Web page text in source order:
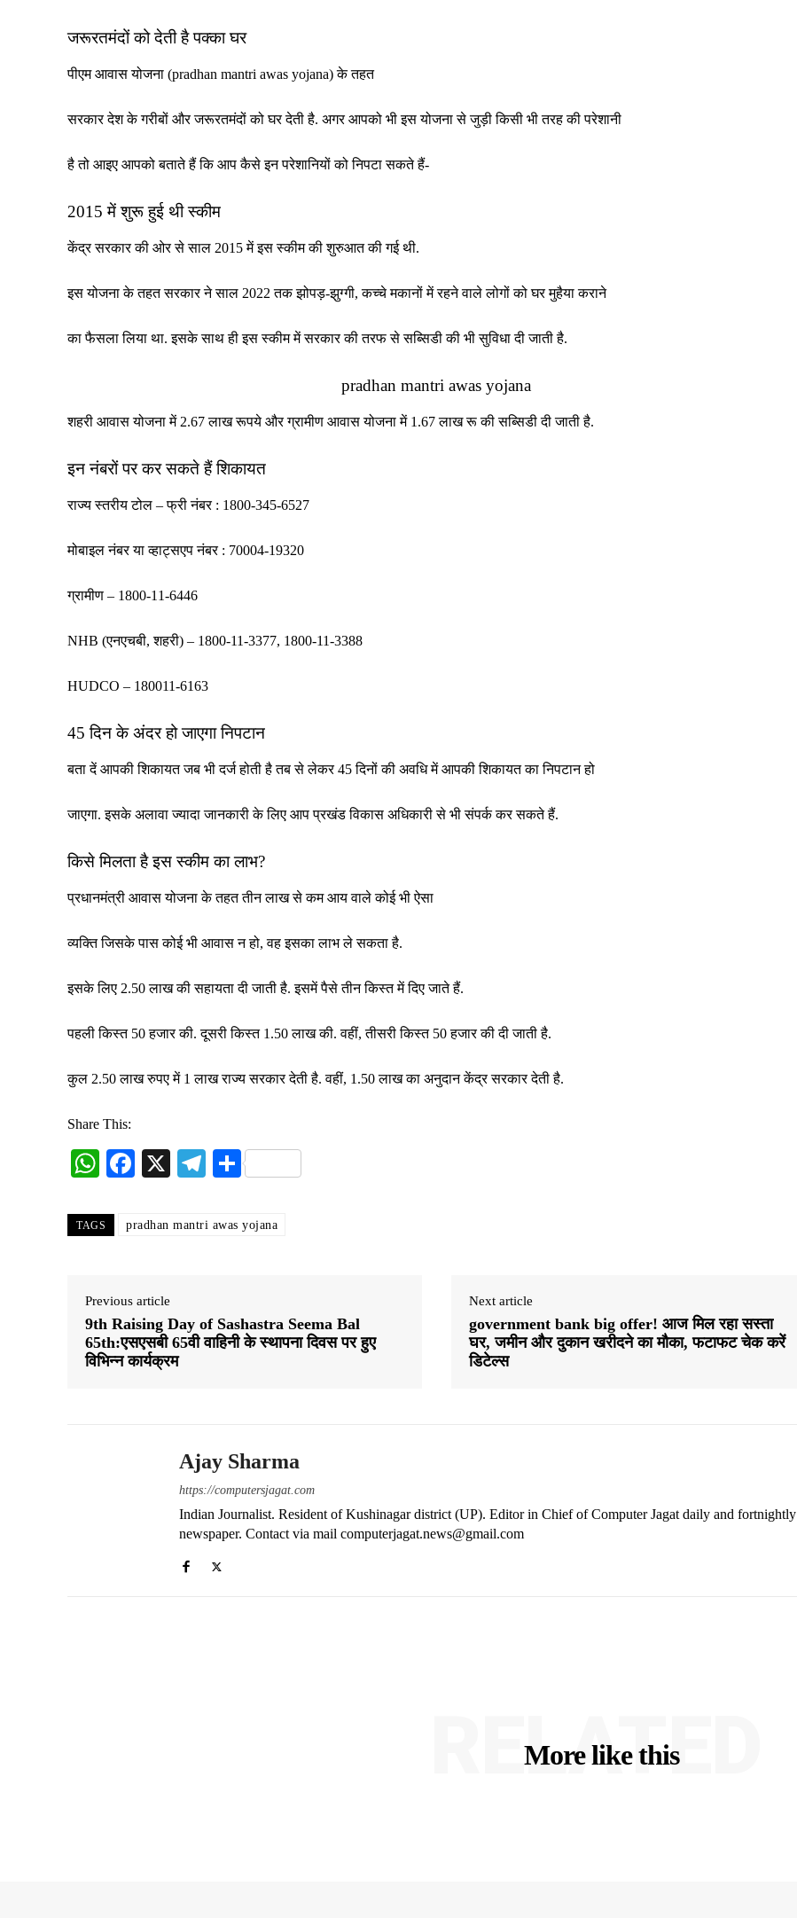
जरूरतमंदों को देती है पक्का घर
पीएम आवास योजना (pradhan mantri awas yojana) के तहत
सरकार देश के गरीबों और जरूरतमंदों को घर देती है. अगर आपको भी इस योजना से जुड़ी किसी भी तरह की परेशानी
है तो आइए आपको बताते हैं कि आप कैसे इन परेशानियों को निपटा सकते हैं-
2015 में शुरू हुई थी स्कीम
केंद्र सरकार की ओर से साल 2015 में इस स्कीम की शुरुआत की गई थी.
इस योजना के तहत सरकार ने साल 2022 तक झोपड़-झुग्गी, कच्चे मकानों में रहने वाले लोगों को घर मुहैया कराने
का फैसला लिया था. इसके साथ ही इस स्कीम में सरकार की तरफ से सब्सिडी की भी सुविधा दी जाती है.
pradhan mantri awas yojana
शहरी आवास योजना में 2.67 लाख रूपये और ग्रामीण आवास योजना में 1.67 लाख रू की सब्सिडी दी जाती है.
इन नंबरों पर कर सकते हैं शिकायत
राज्य स्तरीय टोल – फ्री नंबर : 1800-345-6527
मोबाइल नंबर या व्हाट्सएप नंबर : 70004-19320
ग्रामीण – 1800-11-6446
NHB (एनएचबी, शहरी) – 1800-11-3377, 1800-11-3388
HUDCO – 180011-6163
45 दिन के अंदर हो जाएगा निपटान
बता दें आपकी शिकायत जब भी दर्ज होती है तब से लेकर 45 दिनों की अवधि में आपकी शिकायत का निपटान हो
जाएगा. इसके अलावा ज्यादा जानकारी के लिए आप प्रखंड विकास अधिकारी से भी संपर्क कर सकते हैं.
किसे मिलता है इस स्कीम का लाभ?
प्रधानमंत्री आवास योजना के तहत तीन लाख से कम आय वाले कोई भी ऐसा
व्यक्ति जिसके पास कोई भी आवास न हो, वह इसका लाभ ले सकता है.
इसके लिए 2.50 लाख की सहायता दी जाती है. इसमें पैसे तीन किस्त में दिए जाते हैं.
पहली किस्त 50 हजार की. दूसरी किस्त 1.50 लाख की. वहीं, तीसरी किस्त 50 हजार की दी जाती है.
कुल 2.50 लाख रुपए में 1 लाख राज्य सरकार देती है. वहीं, 1.50 लाख का अनुदान केंद्र सरकार देती है.
Share This:
W
ts
Fa
bo
X
Te
gr
S
re
TAGS pradhan mantri awas yojana
Previous article
9th Raising Day of Sashastra Seema Bal
65th:एसएसबी 65वी वाहिनी के स्थापना दिवस पर हुए
विभिन्न कार्यक्रम
Next article
government bank big offer! आज मिल रहा सस्ता
घर, जमीन और दुकान खरीदने का मौका, फटाफट चेक करें
डिटेल्स
Ajay Sharma
https://computersjagat.com
Indian Journalist. Resident of Kushinagar district (UP). Editor in Chief of Computer Jagat daily and fortnightly
newspaper. Contact via mail computerjagat.news@gmail.com
More like this
RELATED